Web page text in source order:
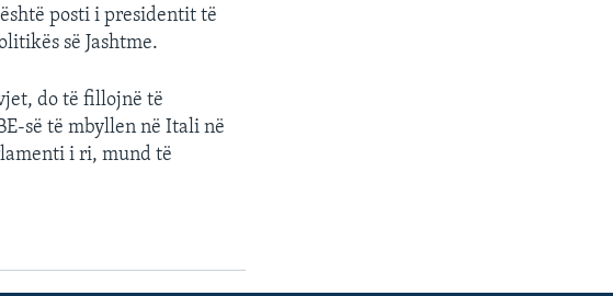
posti i presidentit të
së Jashtme.
do të fillojnë të
së të mbyllen në Itali në
i ri, mund të